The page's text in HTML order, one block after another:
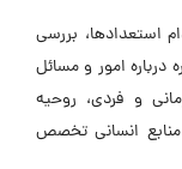
استعدادها، بررسی
درباره امور و مسائل
و فردی، روحیه
انسانی تخصص